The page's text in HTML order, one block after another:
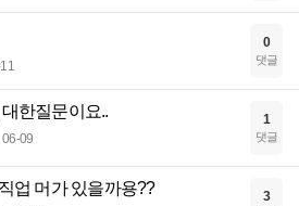
0
댓글
한질문이요..
06-09
1
댓글
업 머가 있을까용?? 3